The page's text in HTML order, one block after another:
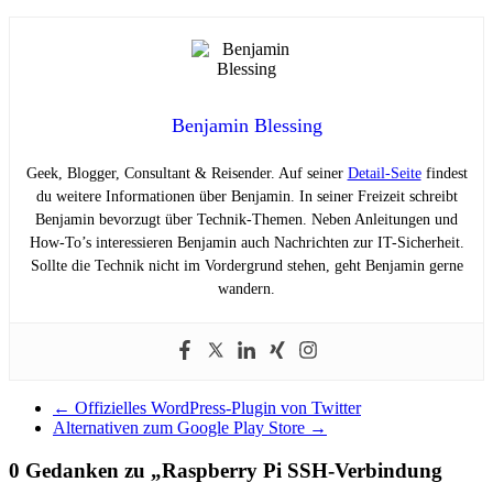
Benjamin Blessing
Geek, Blogger, Consultant & Reisender. Auf seiner Detail-Seitefindest
du weitere Informationen über Benjamin. In seiner Freizeit schreibt
Benjamin bevorzugt über Technik-Themen. Neben Anleitungen und
How-To’s interessieren Benjamin auch Nachrichten zur IT-Sicherheit.
Sollte die Technik nicht im Vordergrund stehen, geht Benjamin gerne
wandern.
← Offizielles WordPress-Plugin von Twitter
Alternativen zum Google Play Store →
0 Gedanken zu „Raspberry Pi SSH-Verbindung